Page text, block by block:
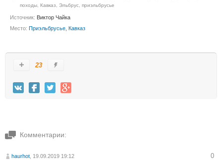
походы
Кавказ Эльбрус приэльбрусье
Источник: Виктор Чайка
Место: Приэльбрусье, Кавказ
23
Комментарии:
haurhot , 19.09.2019 19:12 0